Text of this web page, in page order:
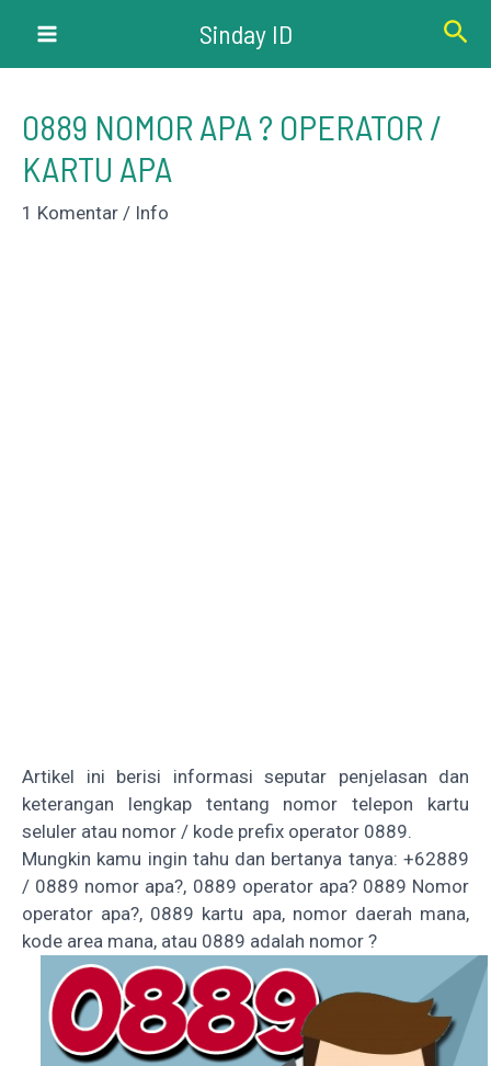
konten
Menu
Sinday ID Cari
0889 NOMOR APA ? OPERATOR /
KARTU APA
1 Komentar / Info
Artikel ini berisi informasi seputar penjelasan dan
keterangan lengkap tentang nomor telepon kartu
seluler atau nomor / kode prefix operator 0889.
Mungkin kamu ingin tahu dan bertanya tanya: +62889
/ 0889 nomor apa?, 0889 operator apa? 0889 Nomor
operator apa?, 0889 kartu apa, nomor daerah mana,
kode area mana, atau 0889 adalah nomor ?